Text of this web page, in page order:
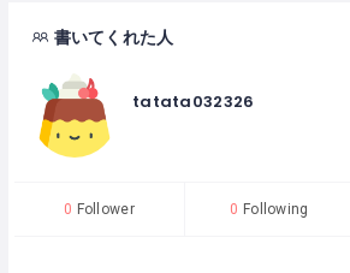
書いてくれた人
tatata032326
0 Follower 0 Following